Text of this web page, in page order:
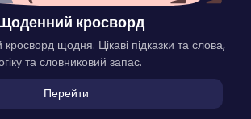
кросворд
щодня. Цікаві підказки та слова,
та словниковий запас.
Перейти